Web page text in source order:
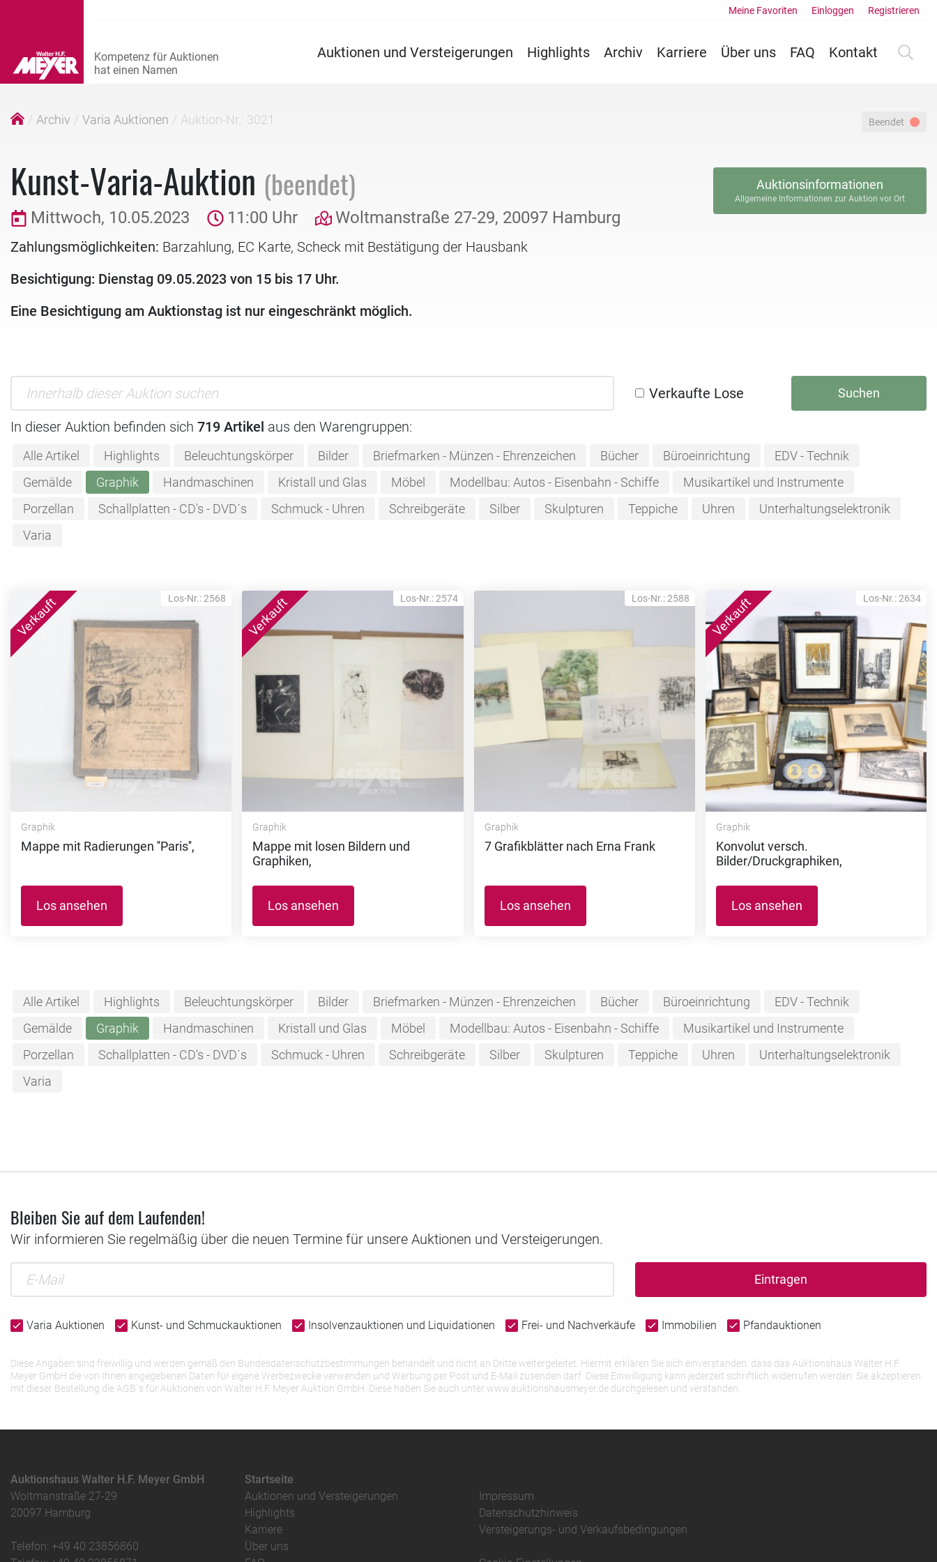
Auktionen und Versteigerungen Highlights Archiv Karriere Über uns FAQ Kontakt
Meine Favoriten Einloggen Registrieren
Archiv Varia Auktionen Auktion-Nr.: 3021 Beendet
Kunst-Varia-Auktion (beendet)
Mittwoch, 10.05.2023 11:00 Uhr Woltmanstraße 27-29, 20097 Hamburg
Zahlungsmöglichkeiten: Barzahlung, EC Karte, Scheck mit Bestätigung der Hausbank
Besichtigung: Dienstag 09.05.2023 von 15 bis 17 Uhr.
Eine Besichtigung am Auktionstag ist nur eingeschränkt möglich.
Auktionsinformationen
Allgemeine Informationen zur Auktion vor Ort
Verkaufte Lose Suchen
In dieser Auktion befinden sich 719 Artikel aus den Warengruppen:
Alle Artikel Highlights Beleuchtungskörper Bilder Briefmarken - Münzen - Ehrenzeichen Bücher Büroeinrichtung
EDV - Technik
Gemälde
Graphik Handmaschinen Kristall und Glas Möbel Modellbau: Autos - Eisenbahn - Schiffe
Musikartikel und Instrumente
Porzellan
Schallplatten - CD's - DVD´s Schmuck - Uhren Schreibgeräte Silber Skulpturen Teppiche Uhren
Unterhaltungselektronik
Varia
Los-Nr.: 2568
Graphik
Mappe mit Radierungen ''Paris'',
Los ansehen
Los-Nr.: 2574
Graphik
Mappe mit losen Bildern und
Graphiken,
Los ansehen
Los-Nr.: 2588
Graphik
7 Grafikblätter nach Erna Frank
Los ansehen
Los-Nr.: 2634
Graphik
Konvolut versch.
Bilder/Druckgraphiken,
Los ansehen
Alle Artikel Highlights Beleuchtungskörper Bilder Briefmarken - Münzen - Ehrenzeichen Bücher Büroeinrichtung
EDV - Technik
Gemälde
Graphik Handmaschinen Kristall und Glas Möbel Modellbau: Autos - Eisenbahn - Schiffe
Musikartikel und Instrumente
Porzellan
Schallplatten - CD's - DVD´s Schmuck - Uhren Schreibgeräte Silber Skulpturen Teppiche Uhren
Unterhaltungselektronik
Varia
Bleiben Sie auf dem Laufenden!
Wir informieren Sie regelmäßig über die neuen Termine für unsere Auktionen und Versteigerungen.
Eintragen
Varia Auktionen Kunst- und Schmuckauktionen Insolvenzauktionen und Liquidationen Frei- und Nachverkäufe Immobilien Pfandauktionen
Diese Angaben sind freiwillig und werden gemäß den Bundesdatenschutzbestimmungen behandelt und nicht an Dritte weitergeleitet. Hiermit erklären Sie sich einverstanden, dass das Auktionshaus Walter H.F.
Meyer GmbH die von Ihnen angegebenen Daten für eigene Werbezwecke verwenden und Werbung per Post und E-Mail zusenden darf. Diese Einwilligung kann jederzeit schriftlich widerrufen werden. Sie akzeptieren
mit dieser Bestellung die AGB`s für Auktionen von Walter H.F. Meyer Auktion GmbH. Diese haben Sie auch unter www.auktionshausmeyer.de durchgelesen und verstanden.
Auktionshaus Walter H.F. Meyer GmbH
Woltmanstraße 27-29
20097 Hamburg
Telefon: +49 40 23856860
Startseite
Auktionen und Versteigerungen
Highlights
Karriere
Über uns
Impressum
Datenschutzhinweis
Versteigerungs- und Verkaufsbedingungen